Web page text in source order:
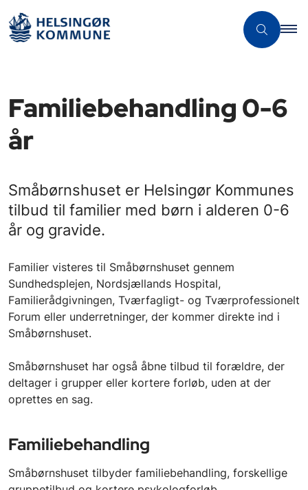
Familiebehandling 0-6
år
Småbørnshuset er Helsingør Kommunes
tilbud til familier med børn i alderen 0-6
år og gravide.
Familier visteres til Småbørnshuset gennem
Sundhedsplejen, Nordsjællands Hospital,
Familierådgivningen, Tværfagligt- og Tværprofessionelt
Forum eller underretninger, der kommer direkte ind i
Småbørnshuset.
Småbørnshuset har også åbne tilbud til forældre, der
deltager i grupper eller kortere forløb, uden at der
oprettes en sag.
Familiebehandling
Småbørnshuset tilbyder familiebehandling, forskellige